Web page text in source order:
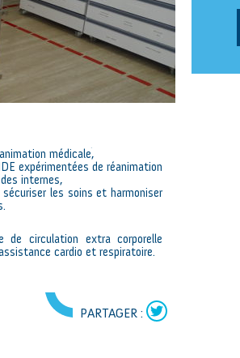
médicale,
expérimentées de réanimation
internes,
sécuriser les soins et harmoniser
de circulation extra corporelle
cardio et respiratoire.
PARTAGER :